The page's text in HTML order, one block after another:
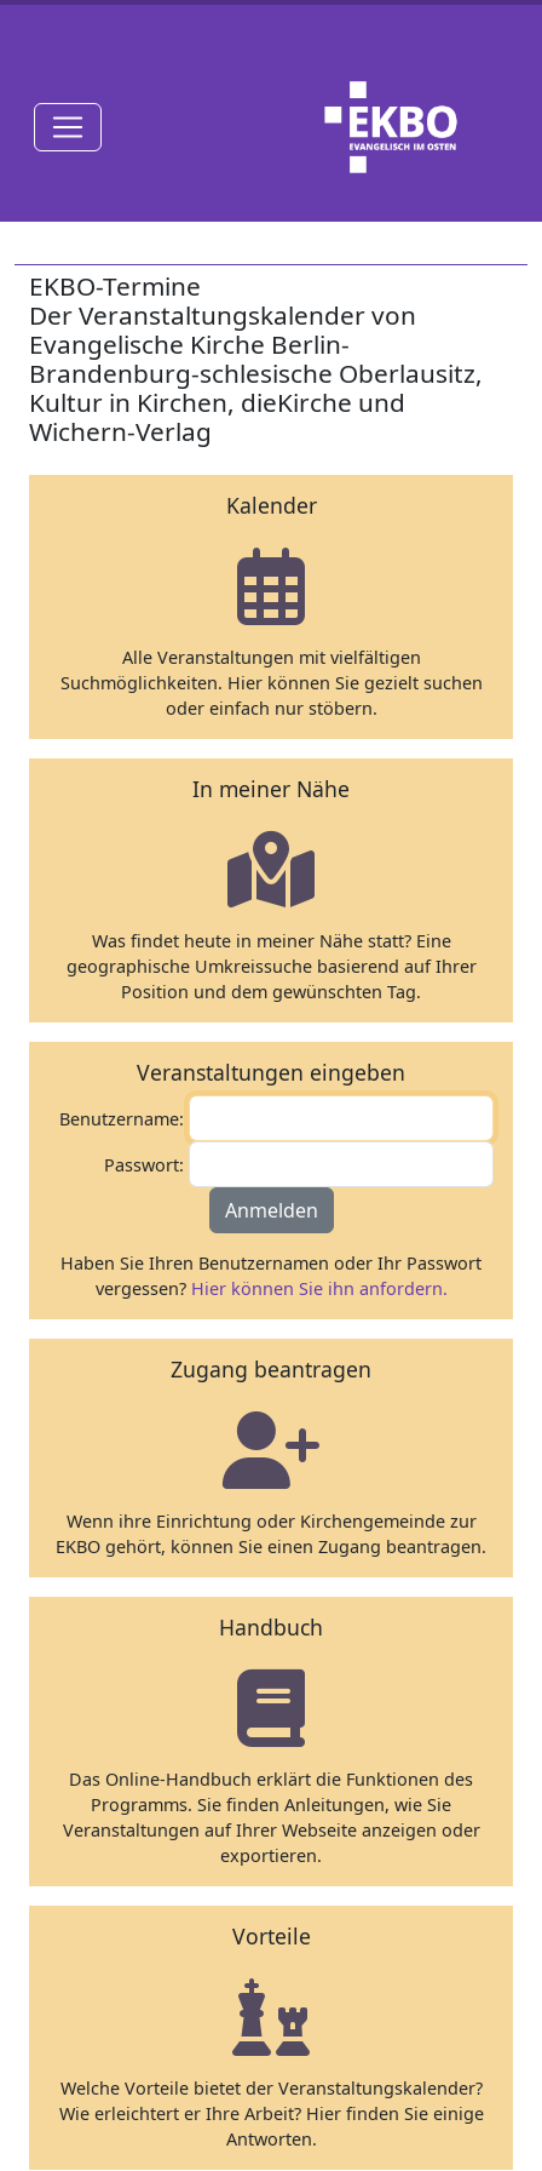
EKBO-Termine
Der Veranstaltungskalender von
Evangelische Kirche Berlin-
Brandenburg-schlesische Oberlausitz,
Kultur in Kirchen, dieKirche und
Wichern-Verlag
Kalender
Alle Veranstaltungen mit vielfältigen
Suchmöglichkeiten. Hier können Sie gezielt suchen
oder einfach nur stöbern.
In meiner Nähe
Was findet heute in meiner Nähe statt? Eine
geographische Umkreissuche basierend auf Ihrer
Position und dem gewünschten Tag.
Veranstaltungen eingeben
Benutzername:
Passwort:
Anmelden
Haben Sie Ihren Benutzernamen oder Ihr Passwort
vergessen? Hier können Sie ihn anfordern.
Zugang beantragen
Wenn ihre Einrichtung oder Kirchengemeinde zur
EKBO gehört, können Sie einen Zugang beantragen.
Handbuch
Das Online-Handbuch erklärt die Funktionen des
Programms. Sie finden Anleitungen, wie Sie
Veranstaltungen auf Ihrer Webseite anzeigen oder
exportieren.
Vorteile
Welche Vorteile bietet der Veranstaltungskalender?
Wie erleichtert er Ihre Arbeit? Hier finden Sie einige
Antworten.